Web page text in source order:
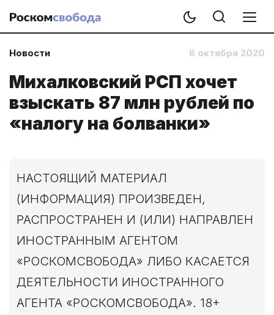
Новости 6 октября 2020
Михалковский РСП хочет
взыскать 87 млн рублей по
«налогу на болванки»
НАСТОЯЩИЙ МАТЕРИАЛ
(ИНФОРМАЦИЯ) ПРОИЗВЕДЕН,
РАСПРОСТРАНЕН И (ИЛИ) НАПРАВЛЕН
ИНОСТРАННЫМ АГЕНТОМ
«РОСКОМСВОБОДА» ЛИБО КАСАЕТСЯ
ДЕЯТЕЛЬНОСТИ ИНОСТРАННОГО
АГЕНТА «РОСКОМСВОБОДА». 18+